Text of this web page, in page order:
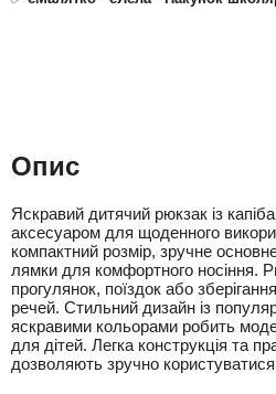
Опис
Яскравий дитячий рюкзак із
аксесуаром для щоденного
компактний розмір, зручне
лямки для комфортного носіння.
прогулянок, поїздок або
речей. Стильний дизайн із
яскравими кольорами робить
для дітей. Легка конструкція та
дозволяють зручно